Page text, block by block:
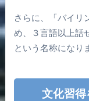
さらに、「バイリ
め、３言語以上話
という名称になり
文化習